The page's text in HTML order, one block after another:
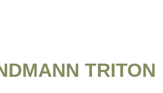
TRITON